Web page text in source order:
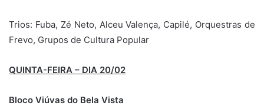
Trios: Fuba, Zé Neto, Alceu Valença, Capilé, Orquestras de
Frevo, Grupos de Cultura Popular
QUINTA-FEIRA – DIA 20/02
Bloco Viúvas do Bela Vista